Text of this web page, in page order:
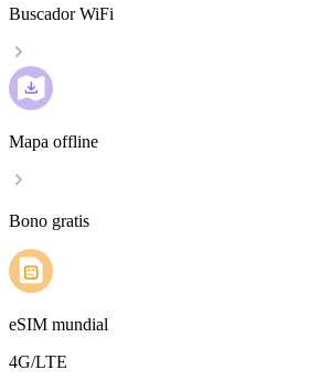
Buscador WiFi
Mapa offline
Bono gratis
eSIM mundial
4G/LTE